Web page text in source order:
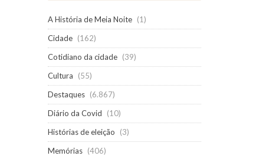
A História de Meia Noite (1)
Cidade (162)
Cotidiano da cidade (39)
Cultura
(55)
Destaques (6.867)
Diário da Covid
(10)
Histórias de eleição
(3)
Memórias (406)